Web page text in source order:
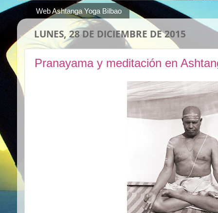
Web Ashtanga Yoga Bilbao
LUNES, 28 DE DICIEMBRE DE 2015
Pranayama y meditación en